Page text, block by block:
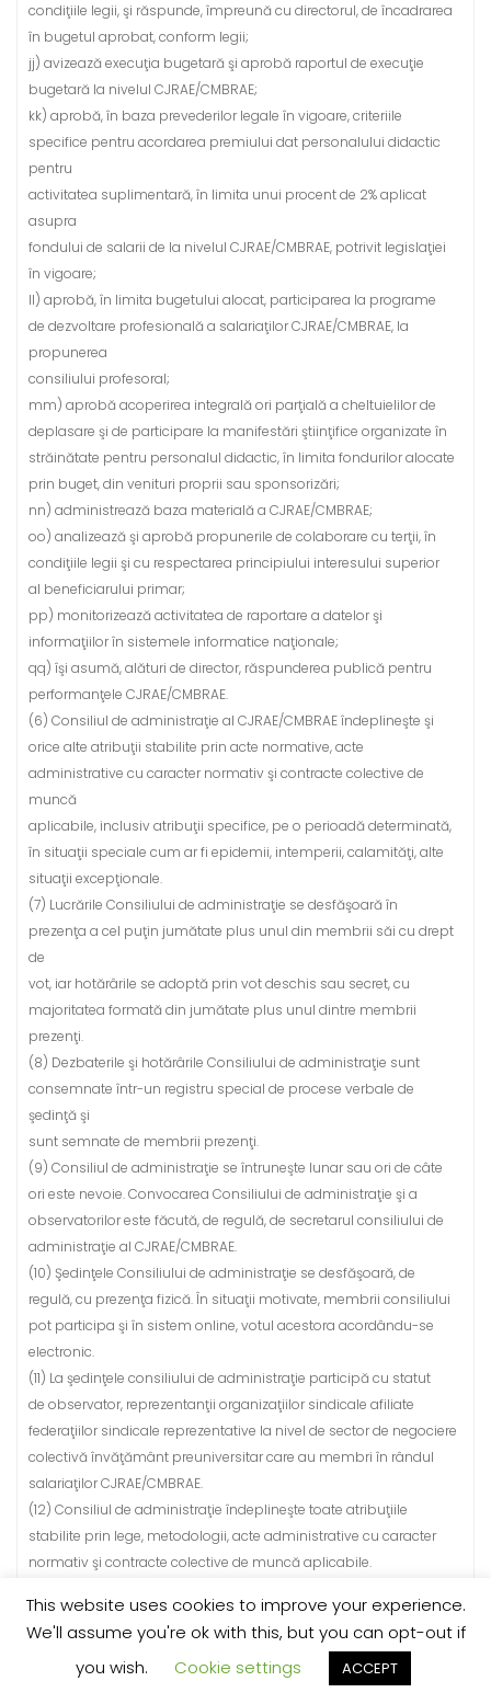
condiţiile legii, şi răspunde, împreună cu directorul, de încadrarea
în bugetul aprobat, conform legii;
jj) avizează execuţia bugetară şi aprobă raportul de execuţie
bugetară la nivelul CJRAE/CMBRAE;
kk) aprobă, în baza prevederilor legale în vigoare, criteriile
specifice pentru acordarea premiului dat personalului didactic
pentru
activitatea suplimentară, în limita unui procent de 2% aplicat
asupra
fondului de salarii de la nivelul CJRAE/CMBRAE, potrivit legislaţiei
în vigoare;
ll) aprobă, în limita bugetului alocat, participarea la programe
de dezvoltare profesională a salariaţilor CJRAE/CMBRAE, la
propunerea
consiliului profesoral;
mm) aprobă acoperirea integrală ori parţială a cheltuielilor de
deplasare şi de participare la manifestări ştiinţifice organizate în
străinătate pentru personalul didactic, în limita fondurilor alocate
prin buget, din venituri proprii sau sponsorizări;
nn) administrează baza materială a CJRAE/CMBRAE;
oo) analizează şi aprobă propunerile de colaborare cu terţii, în
condiţiile legii şi cu respectarea principiului interesului superior
al beneficiarului primar;
pp) monitorizează activitatea de raportare a datelor şi
informaţiilor în sistemele informatice naţionale;
qq) îşi asumă, alături de director, răspunderea publică pentru
performanţele CJRAE/CMBRAE.
(6) Consiliul de administraţie al CJRAE/CMBRAE îndeplineşte şi
orice alte atribuţii stabilite prin acte normative, acte
administrative cu caracter normativ şi contracte colective de
muncă
aplicabile, inclusiv atribuţii specifice, pe o perioadă determinată,
în situaţii speciale cum ar fi epidemii, intemperii, calamităţi, alte
situaţii excepţionale.
(7) Lucrările Consiliului de administraţie se desfăşoară în
prezenţa a cel puţin jumătate plus unul din membrii săi cu drept
de
vot, iar hotărârile se adoptă prin vot deschis sau secret, cu
majoritatea formată din jumătate plus unul dintre membrii
prezenţi.
(8) Dezbaterile şi hotărârile Consiliului de administraţie sunt
consemnate într-un registru special de procese verbale de
şedinţă şi
sunt semnate de membrii prezenţi.
(9) Consiliul de administraţie se întruneşte lunar sau ori de câte
ori este nevoie. Convocarea Consiliului de administraţie şi a
observatorilor este făcută, de regulă, de secretarul consiliului de
administraţie al CJRAE/CMBRAE.
(10) Şedinţele Consiliului de administraţie se desfăşoară, de
regulă, cu prezenţa fizică. În situaţii motivate, membrii consiliului
pot participa şi în sistem online, votul acestora acordându-se
electronic.
(11) La şedinţele consiliului de administraţie participă cu statut
de observator, reprezentanţii organizaţiilor sindicale afiliate
federaţiilor sindicale reprezentative la nivel de sector de negociere
colectivă învăţământ preuniversitar care au membri în rândul
salariaţilor CJRAE/CMBRAE.
(12) Consiliul de administraţie îndeplineşte toate atribuţiile
stabilite prin lege, metodologii, acte administrative cu caracter
normativ şi contracte colective de muncă aplicabile.
propunerile venite din partea unităţilor din învăţământul
preuniversitar privind înfiinţarea de cabinete de asistenţă
psihopedagogică, cabinete logopedice şi cabinete pentru
This website uses cookies to improve your experience.
We'll assume you're ok with this, but you can opt-out if
you wish.
Cookie settings ACCEPT